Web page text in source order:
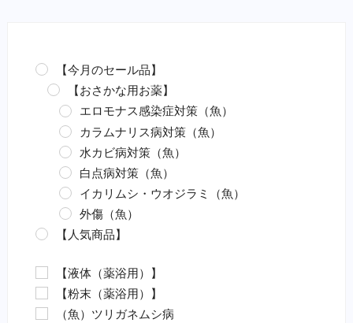
【今月のセール品】
【おさかな用お薬】
エロモナス感染症対策（魚）
カラムナリス病対策（魚）
水カビ病対策（魚）
白点病対策（魚）
イカリムシ・ウオジラミ（魚）
外傷（魚）
【人気商品】
【液体（薬浴用）】
【粉末（薬浴用）】
（魚）ツリガネムシ病